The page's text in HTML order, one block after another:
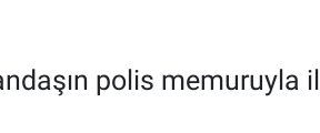
polis memuruyla